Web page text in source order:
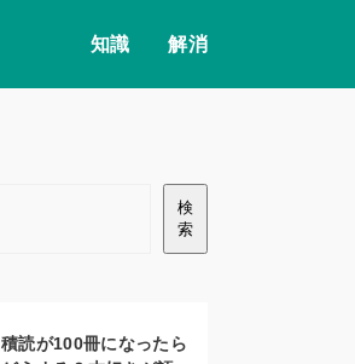
知識 解消
検
索
積読が100冊になったら